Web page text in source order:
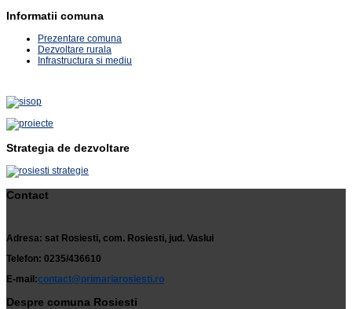
Informatii comuna
Prezentare comuna
Dezvoltare rurala
Infrastructura si mediu
Strategia de dezvoltare
Contact
Adresa: sat Rosiesti, com. Rosiesti, jud. Vaslui
Telefon: 0235/436610
E-mail:contact@primariarosiesti.ro
Despre comuna Rosiesti